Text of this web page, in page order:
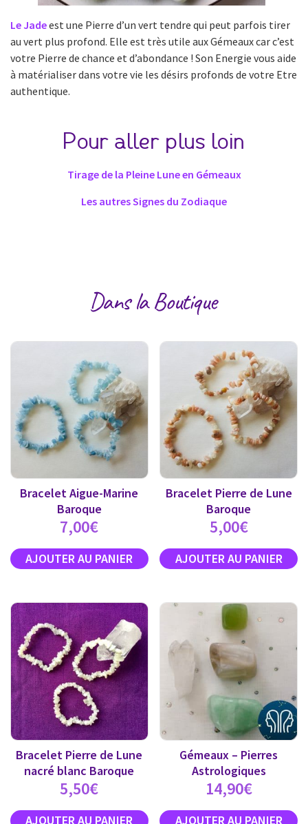
Le Jadeest une Pierre d’un vert tendre qui peut parfois tirer
au vert plus profond. Elle est très utile aux Gémeaux car c’est
votre Pierre de chance et d’abondance ! Son Energie vous aide
à matérialiser dans votre vie les désirs profonds de votre Etre
authentique.
Pour aller plus loin
Tirage de la Pleine Lune en Gémeaux
Les autres Signes du Zodiaque
Dans la Boutique
Bracelet Aigue-Marine
Baroque
7,00€
Bracelet Pierre de Lune
Baroque
5,00€
Bracelet Pierre de Lune
nacré blanc Baroque
5,50€
Gémeaux – Pierres
Astrologiques
14,90€